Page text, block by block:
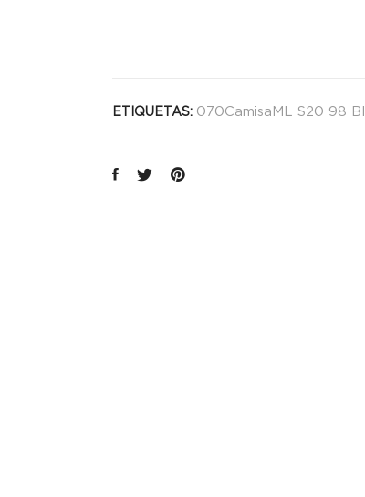
ETIQUETAS: 070CamisaML S20 98